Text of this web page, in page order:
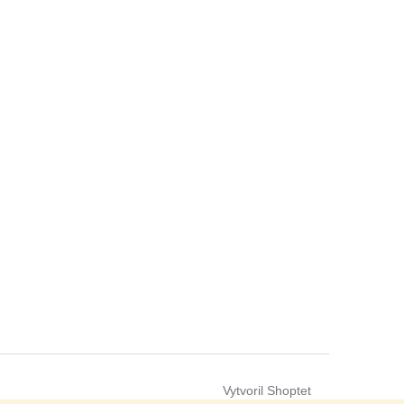
Vytvoril Shoptet